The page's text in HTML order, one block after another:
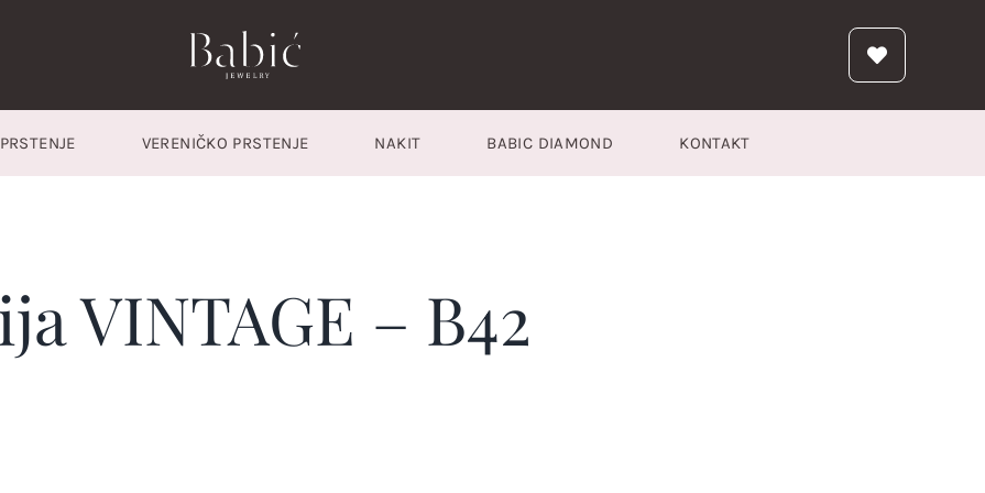
PRSTENJE VERENIČKO PRSTENJE NAKIT BABIC DIAMOND KONTAKT
VINTAGE – B42